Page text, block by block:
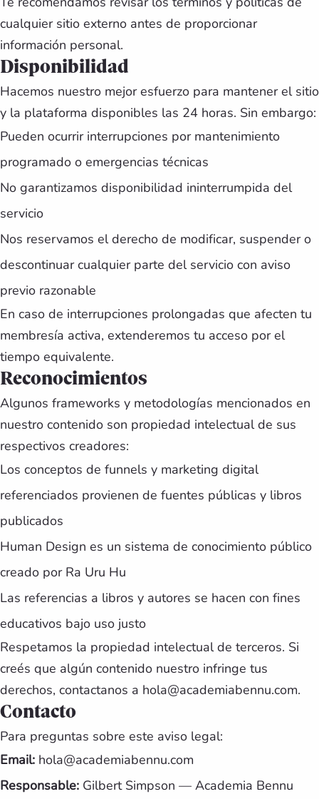
cualquier sitio externo antes de proporcionar
información personal.
Disponibilidad
Hacemos nuestro mejor esfuerzo para mantener el sitio
y la plataforma disponibles las 24 horas. Sin embargo:
Pueden ocurrir interrupciones por mantenimiento
programado o emergencias técnicas
No garantizamos disponibilidad ininterrumpida del
servicio
Nos reservamos el derecho de modificar, suspender o
descontinuar cualquier parte del servicio con aviso
previo razonable
En caso de interrupciones prolongadas que afecten tu
membresía activa, extenderemos tu acceso por el
tiempo equivalente.
Reconocimientos
Algunos frameworks y metodologías mencionados en
nuestro contenido son propiedad intelectual de sus
respectivos creadores:
Los conceptos de funnels y marketing digital
referenciados provienen de fuentes públicas y libros
publicados
Human Design es un sistema de conocimiento público
creado por Ra Uru Hu
Las referencias a libros y autores se hacen con fines
educativos bajo uso justo
Respetamos la propiedad intelectual de terceros. Si
creés que algún contenido nuestro infringe tus
derechos, contactanos a hola@academiabennu.com.
Contacto
Para preguntas sobre este aviso legal:
Email: hola@academiabennu.com
Responsable: Gilbert Simpson — Academia Bennu